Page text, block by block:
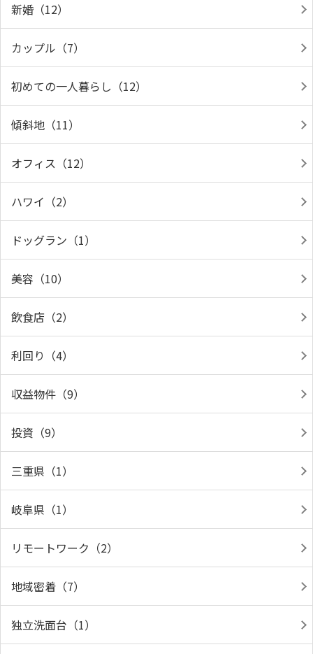
新婚（12）
カップル（7）
初めての一人暮らし（12）
傾斜地（11）
オフィス（12）
ハワイ（2）
ドッグラン（1）
美容（10）
飲食店（2）
利回り（4）
収益物件（9）
投資（9）
三重県（1）
岐阜県（1）
リモートワーク（2）
地域密着（7）
独立洗面台（1）